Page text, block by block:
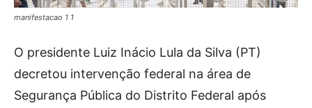
manifestacao 1 1
O presidente Luiz Inácio Lula da Silva (PT)
decretou intervenção federal na área de
Segurança Pública do Distrito Federal após